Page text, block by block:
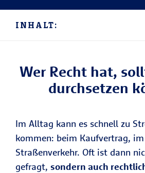
INHALT:
Wer Recht hat,
durchsetzen
Im Alltag kann es schnell zu
kommen: beim Kaufvertrag,
Straßenverkehr. Oft ist dann
gefragt, sondern auch